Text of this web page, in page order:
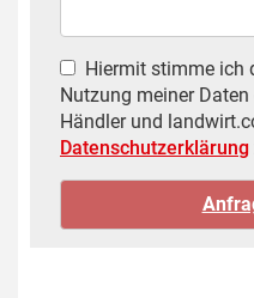
Hiermit stimme ich
Nutzung meiner
Händler und
Datenschutzerklärung